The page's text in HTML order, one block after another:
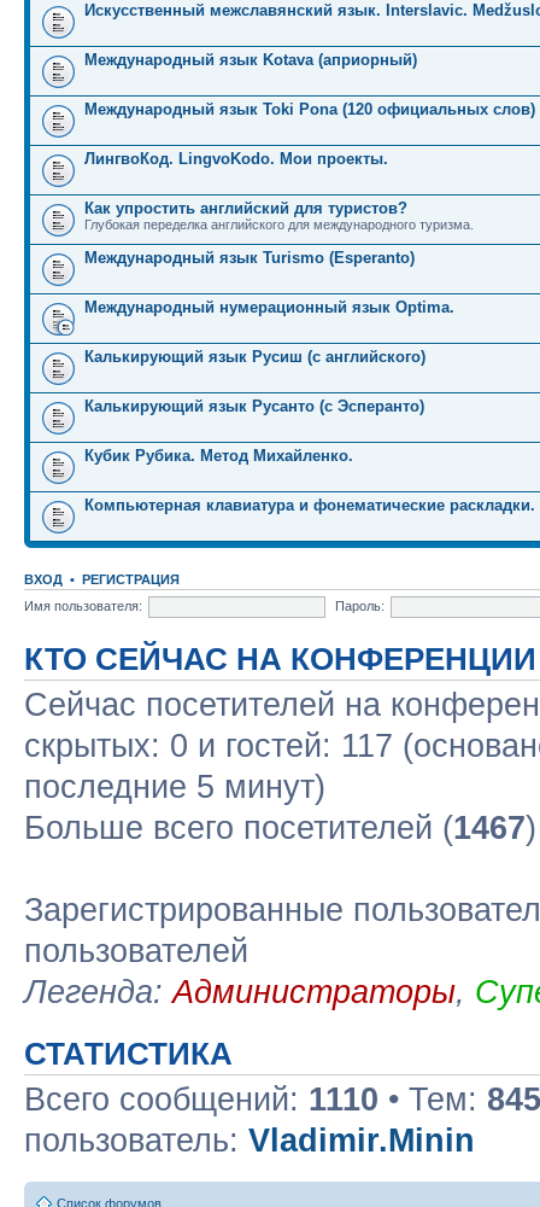
Искусственный межславянский язык. Interslavic.
Международный язык Kotava (априорный)
Международный язык Toki Pona (120 официальных слов)
ЛингвоКод. LingvoKodo. Мои проекты.
Как упростить английский для туристов?
Глубокая переделка английского для международного туризма.
Международный язык Turismo (Esperanto)
Международный нумерационный язык Optima.
Калькирующий язык Русиш (с английского)
Калькирующий язык Русанто (с Эсперанто)
Кубик Рубика. Метод Михайленко.
Компьютерная клавиатура и фонематические раскладки.
ВХОД • РЕГИСТРАЦИЯ
Имя пользователя:
Пароль:
КТО СЕЙЧАС НА КОНФЕРЕНЦИИ
Сейчас посетителей на
скрытых: 0 и гостей: 117
последние 5 минут)
Больше всего посетителей (1467
Зарегистрированные
пользователей
Легенда:Администраторы,
СТАТИСТИКА
Всего сообщений: 1110 • Тем: 845
пользователь: Vladimir.Minin
Список форумов